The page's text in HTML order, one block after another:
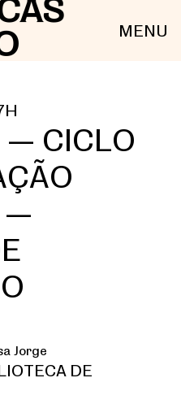
MENU
— CICLO
—
Jorge
DE